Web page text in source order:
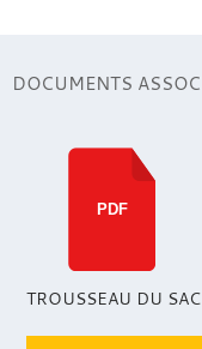
DOCUMENTS
PDF
TROUSSEAU DU